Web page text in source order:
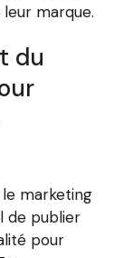
marque.
du
le marketing
de publier
pour